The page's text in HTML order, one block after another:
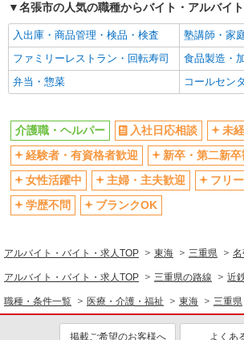
名張市の人気の職種からバイト・アルバイ
入出庫・商品管理・検品・検査
塾講師・家
ファミリーレストラン・回転寿司
食品製造・
弁当・惣菜
コールセン
介護職・ヘルパー 入社日応相談
未
経験者・有資格者歓迎
新卒・第二新卒
女性活躍中
主婦・主夫歓迎
フリ
学歴不問
ブランクOK
アルバイト・バイト・求人TOP 東海 三重県
アルバイト・バイト・求人TOP 三重県の路線 近
職種・条件一覧 医療・介護・福祉 東海 三重県
掲載ご希望のお客様へ よくあ